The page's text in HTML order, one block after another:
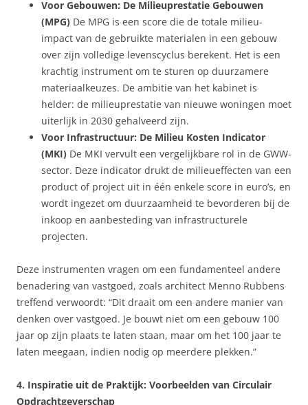
Voor Gebouwen: De Milieuprestatie Gebouwen
(MPG) De MPG is een score die de totale milieu-
impact van de gebruikte materialen in een gebouw
over zijn volledige levenscyclus berekent. Het is een
krachtig instrument om te sturen op duurzamere
materiaalkeuzes. De ambitie van het kabinet is
helder: de milieuprestatie van nieuwe woningen moet
uiterlijk in 2030 gehalveerd zijn.
Voor Infrastructuur: De Milieu Kosten Indicator
(MKI) De MKI vervult een vergelijkbare rol in de GWW-
sector. Deze indicator drukt de milieueffecten van een
product of project uit in één enkele score in euro’s, en
wordt ingezet om duurzaamheid te bevorderen bij de
inkoop en aanbesteding van infrastructurele
projecten.
Deze instrumenten vragen om een fundamenteel andere
benadering van vastgoed, zoals architect Menno Rubbens
treffend verwoordt: “Dit draait om een andere manier van
denken over vastgoed. Je bouwt niet om een gebouw 100
jaar op zijn plaats te laten staan, maar om het 100 jaar te
laten meegaan, indien nodig op meerdere plekken.”
4. Inspiratie uit de Praktijk: Voorbeelden van Circulair
Opdrachtgeverschap